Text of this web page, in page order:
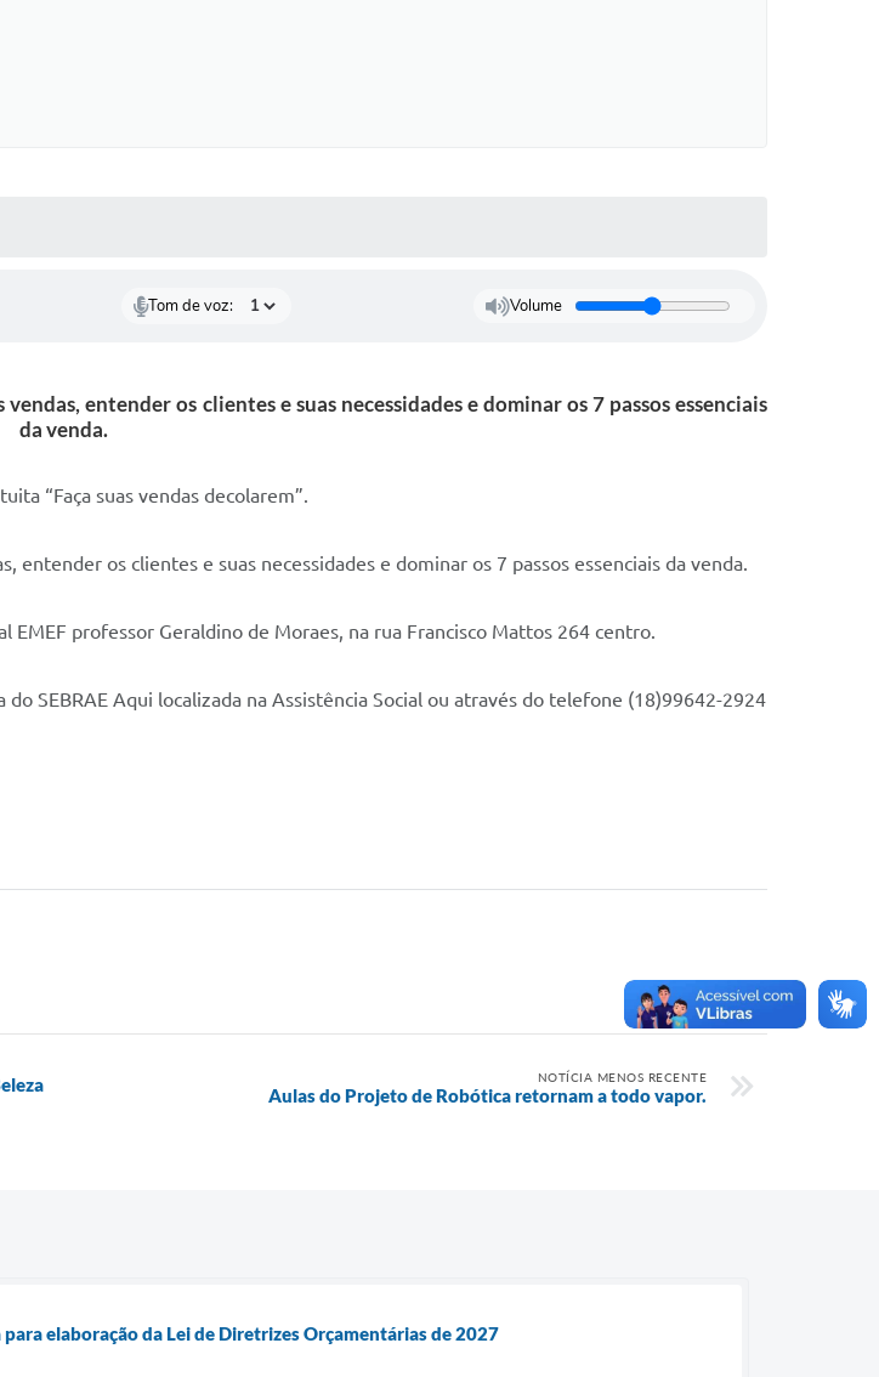
Tom de voz: Volume
entender os clientes e suas necessidades e dominar os 7 passos essenciais
da venda.
“Faça suas vendas decolarem”.
os clientes e suas necessidades e dominar os 7 passos essenciais da venda.
professor Geraldino de Moraes, na rua Francisco Mattos 264 centro.
SEBRAE Aqui localizada na Assistência Social ou através do telefone (18)99642-2924
NOTÍCIA MENOS RECENTE
Aulas do Projeto de Robótica retornam a todo vapor.
elaboração da Lei de Diretrizes Orçamentárias de 2027